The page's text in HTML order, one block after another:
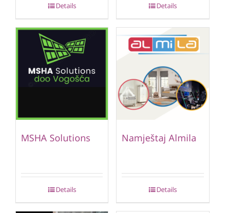
Details Details
MSHA Solutions
Details
Namještaj Almila
Details